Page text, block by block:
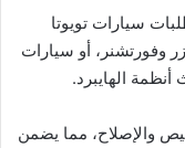
سيارات تويوتا
وفورتشنر، أو سيارات
الهايبرد.
والإصلاح، مما يضمن